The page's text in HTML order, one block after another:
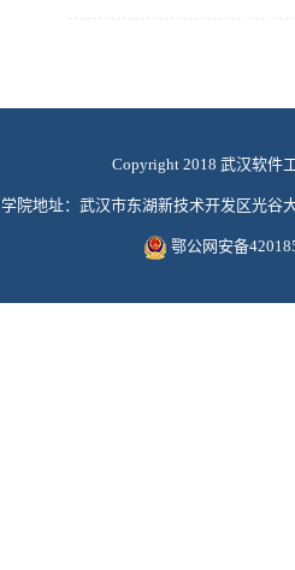
Copyright 2018 武汉软件
学院地址：武汉市东湖新技术开发区光
鄂公网安备